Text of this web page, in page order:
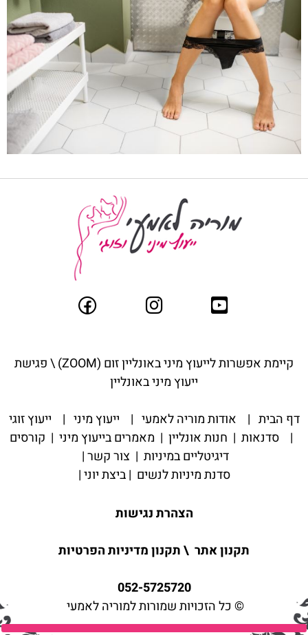
קיימת אפשרות לייעוץ מיני באונליין ז
ום (ZOOM) \ פגישת
ייעוץ מיני באונליין
דף הבית | אודות מוריה לאמעי | ייעוץ מיני |
ייעוץ זוגי
|
סדנאות | חנות אונליין | מאמרים בייעוץ מיני | קורסים
דיגיטליים במיניות | צור קשר|
סדנת מיניות לנשים |ביצת יוני
הצהרת נגישות
תקנון אתר \תקנון מדיניות הפרטיות
052-5725720
© כל הזכויות שמורות למוריה לאמעי